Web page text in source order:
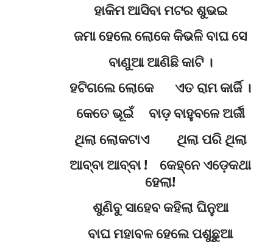
ହାକିମ ଆସିବା ମଟର ଶୁଭଇ
ଜମା ହେଲେ ଲୋକେ କିଭଳି ବାଘ ସେ
ବାଣୁଆ ଆଣିଛି କାଟି ।
ହଟିଗଲେ ଲୋକେ ଏତ ରାମ କାର୍ଜି ।
କେତେ ଭୂଇଁ ବାଡ଼ ବାହୁବଳେ ଅର୍ଜୀ
ଥିଲା ଲୋକଟାଏ ଥିଲା ପରି ଥିଲା
ଆବ୍ବା ଆବ୍ବା ! କେହ୍ନେ ଏଡ଼େକଥା
ହେଲା!
ଶୁଣିବୁ ସାହେବ କହିଲା ଘିନୁଆ
ବାଘ ମହାବଳ ହେଲେ ପଶୁଛୁଆ